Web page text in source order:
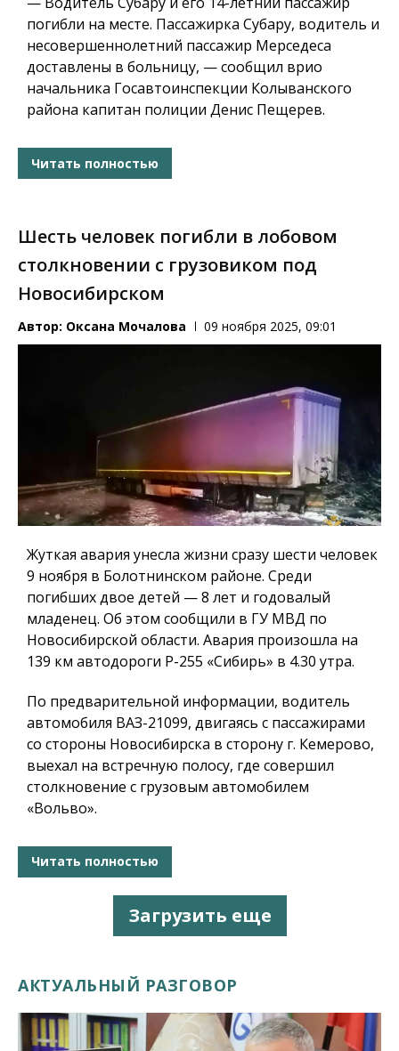
погибли на месте. Пассажирка Субару, водитель и
несовершеннолетний пассажир Мерседеса
доставлены в больницу, — сообщил врио
начальника Госавтоинспекции Колыванского
района капитан полиции Денис Пещерев.
Читать полностью
Шесть человек погибли в лобовом
столкновении с грузовиком под
Новосибирском
Автор: Оксана Мочалова 09 ноября 2025, 09:01
Жуткая авария унесла жизни сразу шести человек
9 ноября в Болотнинском районе. Среди
погибших двое детей — 8 лет и годовалый
младенец. Об этом сообщили в ГУ МВД по
Новосибирской области. Авария произошла на
139 км автодороги Р-255 «Сибирь» в 4.30 утра.
По предварительной информации, водитель
автомобиля ВАЗ-21099, двигаясь с пассажирами
со стороны Новосибирска в сторону г. Кемерово,
выехал на встречную полосу, где совершил
столкновение с грузовым автомобилем
«Вольво».
Читать полностью
Загрузить еще
АКТУАЛЬНЫЙ РАЗГОВОР